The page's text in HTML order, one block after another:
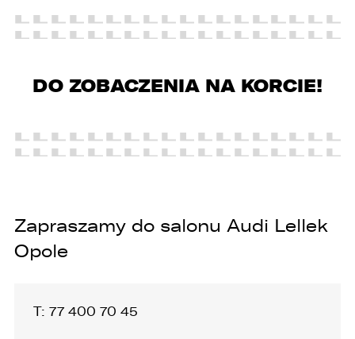
DO ZOBACZENIA NA KORCIE!
Zapraszamy do salonu Audi Lellek
Opole
T: 77 400 70 45